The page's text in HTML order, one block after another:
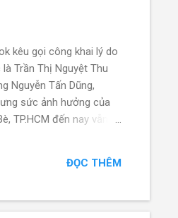
kêu gọi công khai lý do
Trần Thị Nguyệt Thu
Nguyễn Tấn Dũng,
sức ảnh hưởng của
đến nay vẫn
đệ tử ruột của
bộ bài viết của nhà báo
ĐỌC THÊM